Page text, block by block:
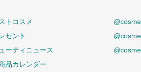
トコスメ
ゼント
ーティニュース
品カレンダー